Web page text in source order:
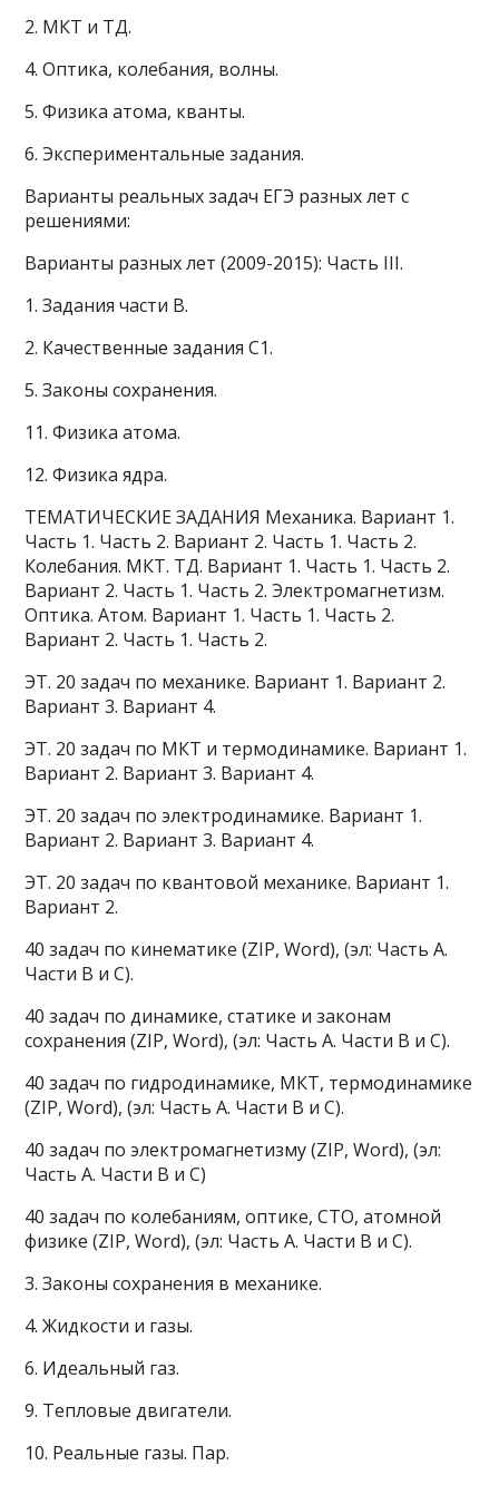
2. МКТ и ТД.
4. Оптика, колебания, волны.
5. Физика атома, кванты.
6. Экспериментальные задания.
Варианты реальных задач ЕГЭ разных лет с
решениями:
Варианты разных лет (2009-2015): Часть III.
1. Задания части В.
2. Качественные задания С1.
5. Законы сохранения.
11. Физика атома.
12. Физика ядра.
ТЕМАТИЧЕСКИЕ ЗАДАНИЯ Механика. Вариант 1.
Часть 1. Часть 2. Вариант 2. Часть 1. Часть 2.
Колебания. МКТ. ТД. Вариант 1. Часть 1. Часть 2.
Вариант 2. Часть 1. Часть 2. Электромагнетизм.
Оптика. Атом. Вариант 1. Часть 1. Часть 2.
Вариант 2. Часть 1. Часть 2.
ЭТ. 20 задач по механике. Вариант 1. Вариант 2.
Вариант 3. Вариант 4.
ЭТ. 20 задач по МКТ и термодинамике. Вариант 1.
Вариант 2. Вариант 3. Вариант 4.
ЭТ. 20 задач по электродинамике. Вариант 1.
Вариант 2. Вариант 3. Вариант 4.
ЭТ. 20 задач по квантовой механике. Вариант 1.
Вариант 2.
40 задач по кинематике (ZIP, Word), (эл: Часть А.
Части В и С).
40 задач по динамике, статике и законам
сохранения (ZIP, Word), (эл: Часть А. Части В и С).
40 задач по гидродинамике, МКТ, термодинамике
(ZIP, Word), (эл: Часть А. Части В и С).
40 задач по электромагнетизму (ZIP, Word), (эл:
Часть А. Части В и С)
40 задач по колебаниям, оптике, СТО, атомной
физике (ZIP, Word), (эл: Часть А. Части В и С).
3. Законы сохранения в механике.
4. Жидкости и газы.
6. Идеальный газ.
9. Тепловые двигатели.
10. Реальные газы. Пар.